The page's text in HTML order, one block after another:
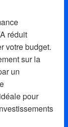
réduit
votre budget.
sur la
un
pour